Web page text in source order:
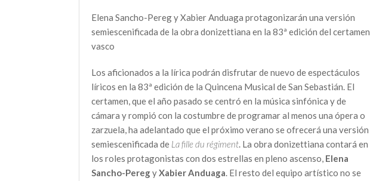
Elena Sancho-Pereg y Xabier Anduaga protagonizarán una versión
semiescenificada de la obra donizettiana en la 83ª edición del certamen
vasco
Los aficionados a la lírica podrán disfrutar de nuevo de espectáculos
líricos en la 83ª edición de la Quincena Musical de San Sebastián. El
certamen, que el año pasado se centró en la música sinfónica y de
cámara y rompió con la costumbre de programar al menos una ópera o
zarzuela, ha adelantado que el próximo verano se ofrecerá una versión
semiescenificada de La fille du régiment. La obra donizettiana contará en
los roles protagonistas con dos estrellas en pleno ascenso, Elena
Sancho-PeregyXabier Anduaga. El resto del equipo artístico no se